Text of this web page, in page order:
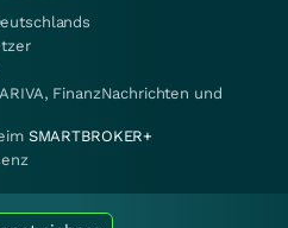
FinanzNachrichten und
SMARTBROKER+